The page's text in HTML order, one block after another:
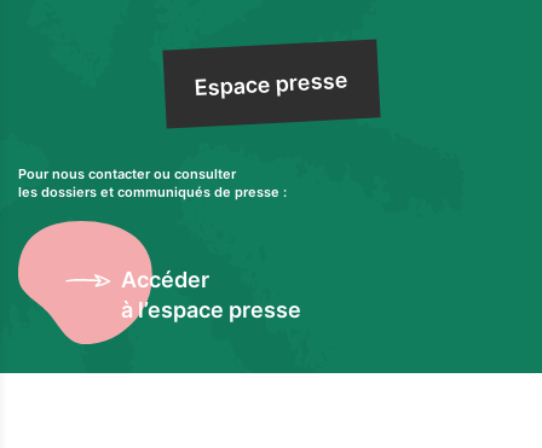
Espace presse
Pour nous contacter ou consulter
les dossiers et communiqués de presse :
Accéder
à l’espace presse